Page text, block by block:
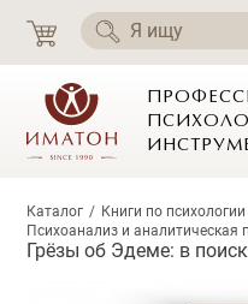
Каталог
Книги по психологии
Психоанализ и аналитическая
Грёзы об Эдеме: в